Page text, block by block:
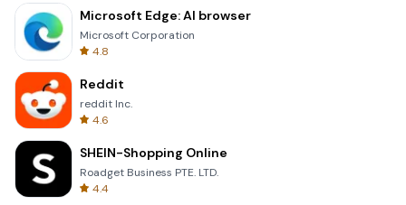
Microsoft Edge: AI browser
Microsoft Corporation
4.8
Reddit
reddit Inc.
4.6
SHEIN-Shopping Online
Roadget Business PTE. LTD.
4.4